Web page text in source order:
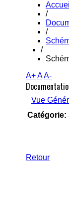
Accueil
/
/
/
A+AA-
Vue
Catégorie:
Retour